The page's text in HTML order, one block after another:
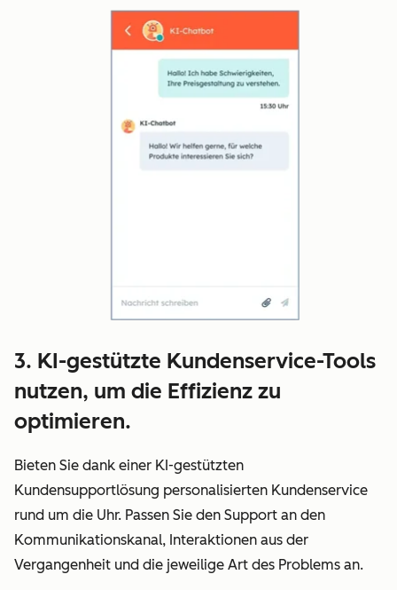
3. KI-gestützte Kundenservice-Tools
nutzen, um die Effizienz zu
optimieren.
Bieten Sie dank einer KI-gestützten
Kundensupportlösung personalisierten Kundenservice
rund um die Uhr. Passen Sie den Support an den
Kommunikationskanal, Interaktionen aus der
Vergangenheit und die jeweilige Art des Problems an.